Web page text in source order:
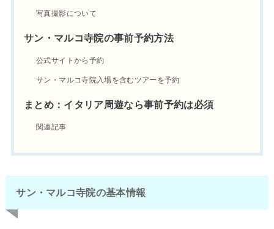
写真撮影について
サン・マルコ寺院の事前予約方法
公式サイトから予約
サン・マルコ寺院入場を含むツアーを予約
まとめ：イタリア周遊なら事前予約は必須
関連記事
サン・マルコ寺院の基本情報